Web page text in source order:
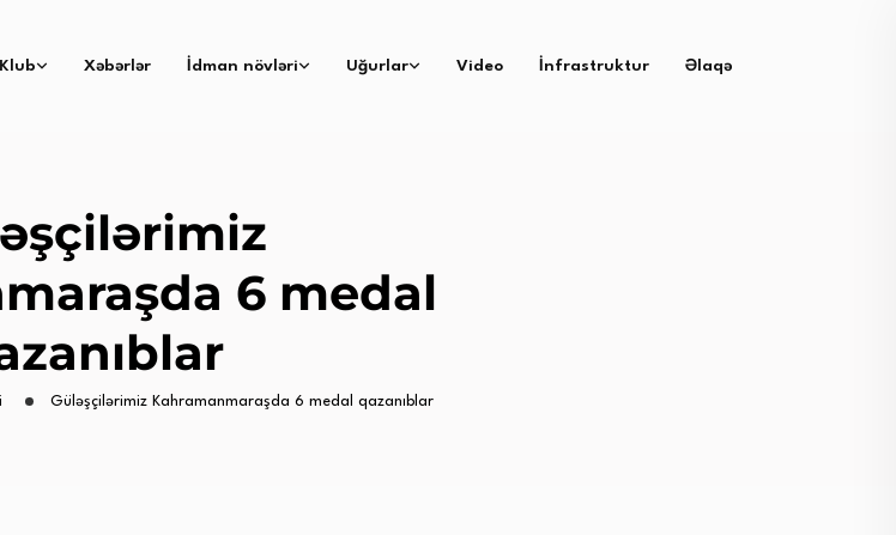
Klub Xəbərlər İdman növləri Uğurlar Video İnfrastruktur Əlaqə
6 medal
Güləşçilərimiz Kahramanmaraşda 6 medal qazanıblar